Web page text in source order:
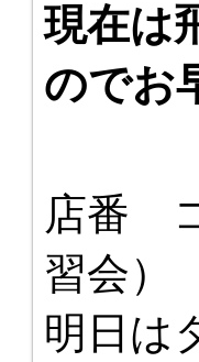
現在は
のでお
店番
習会）
明日は